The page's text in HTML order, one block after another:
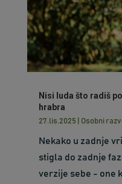
Nisi luda što radiš
hrabra
27.lis.2025 Osobni
Nekako u zadnje
stigla do zadnje
verzije sebe - one